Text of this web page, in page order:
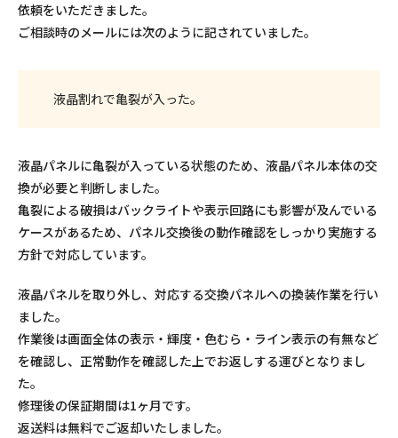
依頼をいただきました。
ご相談時のメールには次のように記されていました。
液晶割れで亀裂が入った。
液晶パネルに亀裂が入っている状態のため、液晶パネル本体の交
換が必要と判断しました。
亀裂による破損はバックライトや表示回路にも影響が及んでいる
ケースがあるため、パネル交換後の動作確認をしっかり実施する
方針で対応しています。
液晶パネルを取り外し、対応する交換パネルへの換装作業を行い
ました。
作業後は画面全体の表示・輝度・色むら・ライン表示の有無など
を確認し、正常動作を確認した上でお返しする運びとなりまし
た。
修理後の保証期間は1ヶ月です。
返送料は無料でご返却いたしました。